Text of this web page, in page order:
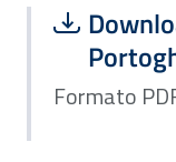
Scarica
Formato
Formato